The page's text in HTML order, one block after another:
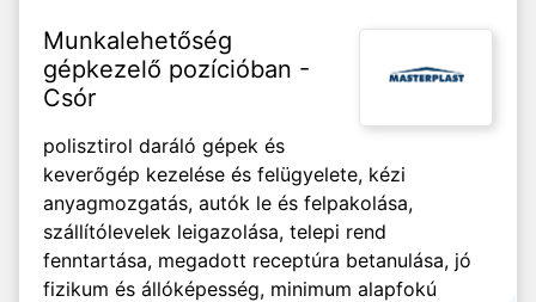
Munkalehetőség
gépkezelő pozícióban -
Csór
polisztirol daráló gépek és
keverőgép kezelése és felügyelete, kézi
anyagmozgatás, autók le és felpakolása,
szállítólevelek leigazolása, telepi rend
fenntartása, megadott receptúra betanulása, jó
fizikum és állóképesség, minimum alapfokú